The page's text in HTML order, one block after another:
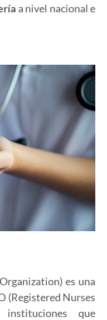
a nivel nacional e
es una
(Registered Nurses
que